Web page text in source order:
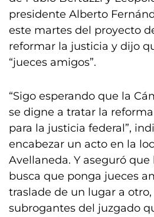
presidente Alberto
este martes del proyecto
reformar la justicia y dijo
“jueces amigos”.
“Sigo esperando que la
se digne a tratar la
para la justicia federal”,
encabezar un acto en la
Avellaneda. Y aseguró
busca que ponga jueces
traslade de un lugar a
subrogantes del juzgado